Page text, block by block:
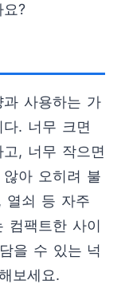
?
사용하는 가
. 너무 크면
, 너무 작으면
아 오히려 불
열쇠 등 자주
컴팩트한 사이
을 수 있는 넉
보세요.